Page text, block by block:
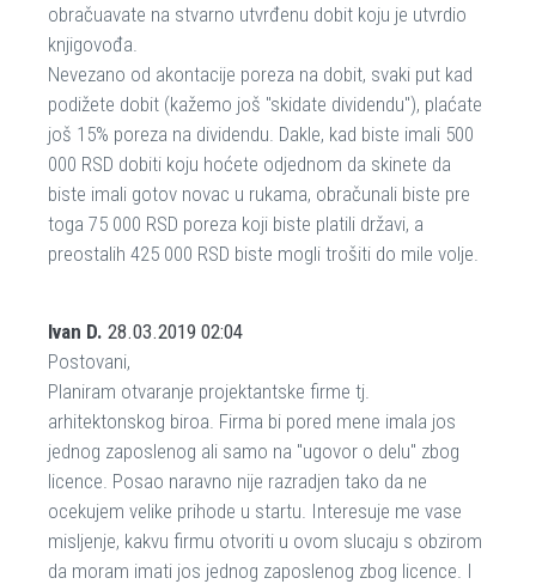
obračuavate na stvarno utvrđenu dobit koju je utvrdio
knjigovođa.
Nevezano od akontacije poreza na dobit, svaki put kad
podižete dobit (kažemo još "skidate dividendu"), plaćate
još 15% poreza na dividendu. Dakle, kad biste imali 500
000 RSD dobiti koju hoćete odjednom da skinete da
biste imali gotov novac u rukama, obračunali biste pre
toga 75 000 RSD poreza koji biste platili državi, a
preostalih 425 000 RSD biste mogli trošiti do mile volje.
Ivan D. 28.03.2019 02:04
Postovani,
Planiram otvaranje projektantske firme tj.
arhitektonskog biroa. Firma bi pored mene imala jos
jednog zaposlenog ali samo na "ugovor o delu" zbog
licence. Posao naravno nije razradjen tako da ne
ocekujem velike prihode u startu. Interesuje me vase
misljenje, kakvu firmu otvoriti u ovom slucaju s obzirom
da moram imati jos jednog zaposlenog zbog licence. I